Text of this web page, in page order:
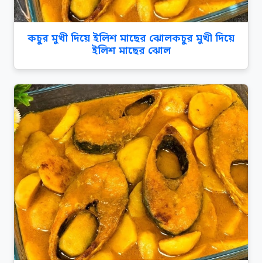
কচুর মুখী দিয়ে ইলিশ মাছের ঝোলকচুর মুখী দিয়ে
ইলিশ মাছের ঝোল